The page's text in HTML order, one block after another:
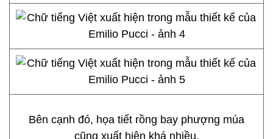
Bên cạnh đó, họa tiết rồng bay phượng múa
cũng xuất hiện khá nhiều.